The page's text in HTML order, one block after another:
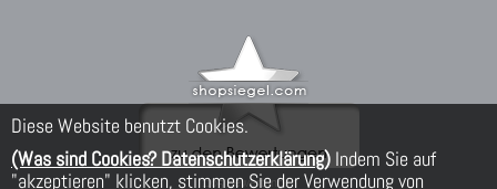
Diese Website benutzt Cookies.
(Was sind Cookies? Datenschutzerklärung) Indem Sie auf
"akzeptieren" klicken, stimmen Sie der Verwendung von